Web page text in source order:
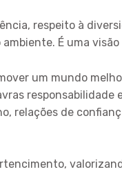
respeito à
É uma
um mundo
responsabilidade
relações de